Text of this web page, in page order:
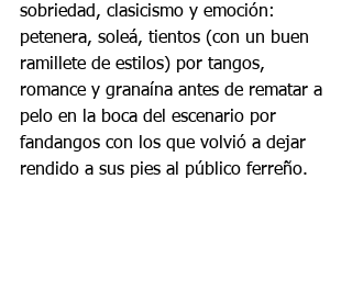
sobriedad, clasicismo y emoción:
petenera, soleá, tientos (con un buen
ramillete de estilos) por tangos,
romance y granaína antes de rematar a
pelo en la boca del escenario por
fandangos con los que volvió a dejar
rendido a sus pies al público ferreño.